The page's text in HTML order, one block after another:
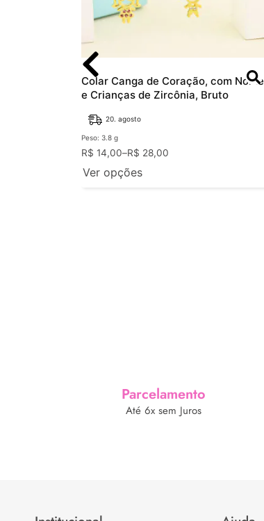
Colar Canga de Coração, com Nome
e Crianças de Zircônia, Bruto
20. agosto
Peso: 3.8 g
R$ 14,00–R$ 28,00
Ver opções
Até 6x sem Juros